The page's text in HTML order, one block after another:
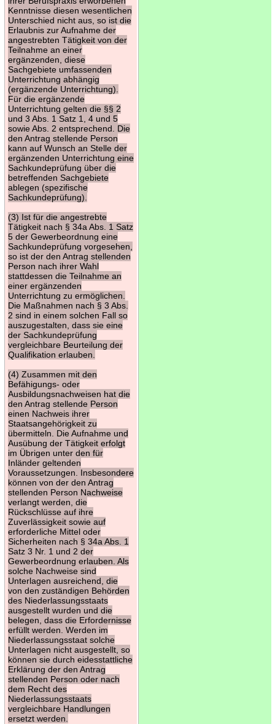
Kenntnisse diesen wesentlichen
Unterschied nicht aus, so ist die
Erlaubnis zur Aufnahme der
angestrebten Tätigkeit von der
Teilnahme an einer
ergänzenden, diese
Sachgebiete umfassenden
Unterrichtung abhängig
(ergänzende Unterrichtung).
Für die ergänzende
Unterrichtung gelten die §§ 2
und 3 Abs. 1 Satz 1, 4 und 5
sowie Abs. 2 entsprechend. Die
den Antrag stellende Person
kann auf Wunsch an Stelle der
ergänzenden Unterrichtung eine
Sachkundeprüfung über die
betreffenden Sachgebiete
ablegen (spezifische
Sachkundeprüfung).
(3) Ist für die angestrebte
Tätigkeit nach § 34a Abs. 1 Satz
5 der Gewerbeordnung eine
Sachkundeprüfung vorgesehen,
so ist der den Antrag stellenden
Person nach ihrer Wahl
stattdessen die Teilnahme an
einer ergänzenden
Unterrichtung zu ermöglichen.
Die Maßnahmen nach § 3 Abs.
2 sind in einem solchen Fall so
auszugestalten, dass sie eine
der Sachkundeprüfung
vergleichbare Beurteilung der
Qualifikation erlauben.
(4) Zusammen mit den
Befähigungs- oder
Ausbildungsnachweisen hat die
den Antrag stellende Person
einen Nachweis ihrer
Staatsangehörigkeit zu
übermitteln. Die Aufnahme und
Ausübung der Tätigkeit erfolgt
im Übrigen unter den für
Inländer geltenden
Voraussetzungen. Insbesondere
können von der den Antrag
stellenden Person Nachweise
verlangt werden, die
Rückschlüsse auf ihre
Zuverlässigkeit sowie auf
erforderliche Mittel oder
Sicherheiten nach § 34a Abs. 1
Satz 3 Nr. 1 und 2 der
Gewerbeordnung erlauben. Als
solche Nachweise sind
Unterlagen ausreichend, die
von den zuständigen Behörden
des Niederlassungsstaats
ausgestellt wurden und die
belegen, dass die Erfordernisse
erfüllt werden. Werden im
Niederlassungsstaat solche
Unterlagen nicht ausgestellt, so
können sie durch eidesstattliche
Erklärung der den Antrag
stellenden Person oder nach
dem Recht des
Niederlassungsstaats
vergleichbare Handlungen
ersetzt werden.